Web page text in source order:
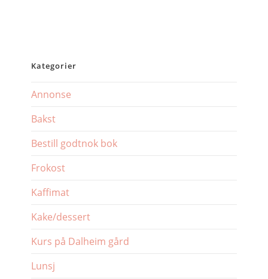
Kategorier
Annonse
Bakst
Bestill godtnok bok
Frokost
Kaffimat
Kake/dessert
Kurs på Dalheim gård
Lunsj